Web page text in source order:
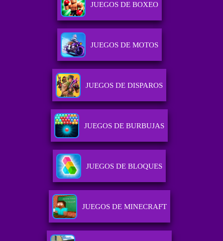
JUEGOS DE BOXEO
JUEGOS DE MOTOS
JUEGOS DE DISPAROS
JUEGOS DE BURBUJAS
JUEGOS DE BLOQUES
JUEGOS DE MINECRAFT